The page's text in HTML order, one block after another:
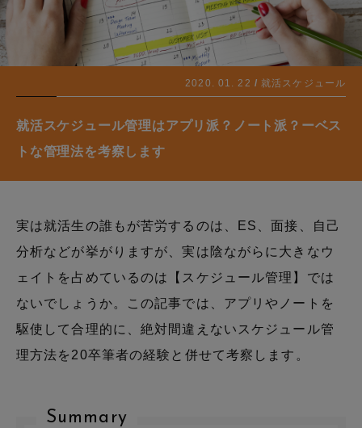
2020. 01. 22 就活スケジュール
就活スケジュール管理はアプリ派？ノート派？ーベス
トな管理法を考察します
実は就活生の誰もが苦労するのは、ES、面接、自己
分析などが挙がりますが、実は陰ながらに大きなウ
ェイトを占めているのは【スケジュール管理】では
ないでしょうか。この記事では、アプリやノートを
駆使して合理的に、絶対間違えないスケジュール管
理方法を20卒筆者の経験と併せて考察します。
Summary